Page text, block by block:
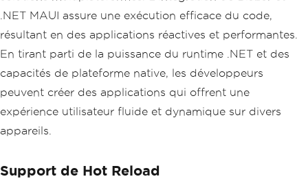
.NET MAUI assure une exécution efficace du code,
résultant en des applications réactives et performantes.
En tirant parti de la puissance du runtime .NET et des
capacités de plateforme native, les développeurs
peuvent créer des applications qui offrent une
expérience utilisateur fluide et dynamique sur divers
appareils.
Support de Hot Reload